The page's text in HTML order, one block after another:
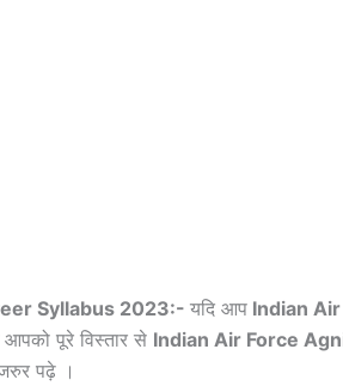
Syllabus 2023:- यदि आप Indian
पूरे विस्तार से Indian Air Force
पढ़े ।